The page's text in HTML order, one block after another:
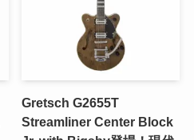
Gretsch G2655T
Streamliner Center Block